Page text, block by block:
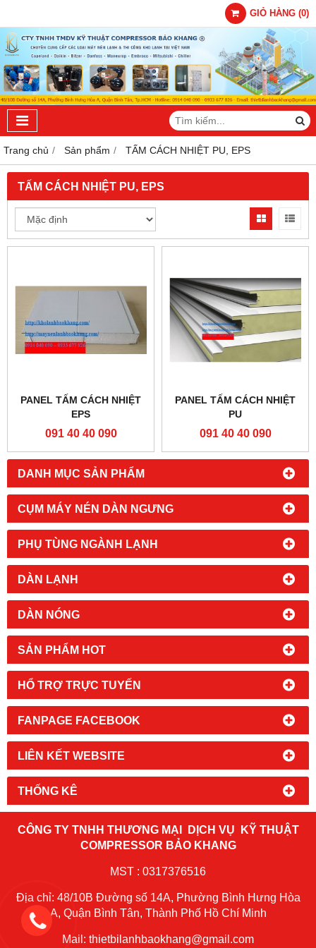
GIỎ HÀNG (0)
Trang chủ Sản phẩm TẤM CÁCH NHIỆT PU, EPS
DANH MỤC SẢN PHẨM
CỤM MÁY NÉN DÀN NGƯNG
PHỤ TÙNG NGÀNH LẠNH
DÀN LẠNH
DÀN NÓNG
SẢN PHẨM HOT
HỔ TRỢ TRỰC TUYẾN
FANPAGE FACEBOOK
LIÊN KẾT WEBSITE
THỐNG KÊ
TẤM CÁCH NHIỆT PU, EPS
PANEL TẤM CÁCH NHIỆT
EPS
091 40 40 090
PANEL TẤM CÁCH NHIỆT
PU
091 40 40 090
CÔNG TY TNHH THƯƠNG MẠI DỊCH VỤ KỸ THUẬT
COMPRESSOR BẢO KHANG
MST : 0317376516
Địa chỉ: 48/10B Đường số 14A, Phường Bình Hưng Hòa
A, Quận Bình Tân, Thành Phố Hồ Chí Minh
Mail: thietbilanhbaokhang@gmail.com